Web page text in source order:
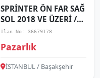
SPRİNTER ÖN FAR SAĞ
SOL 2018 VE ÜZERİ /
KAMPANYA
İlan No: 36679178
Pazarlık
İSTANBUL / Başakşehir